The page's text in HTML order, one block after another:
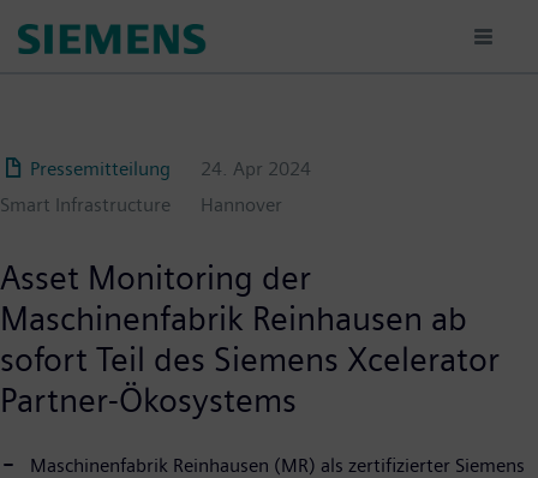
para
Pressemitteilung
24. Apr 2024
Smart Infrastructure
Hannover
Asset Monitoring der
Maschinenfabrik Reinhausen ab
sofort Teil des Siemens Xcelerator
Partner-Ökosystems
Maschinenfabrik Reinhausen (MR) als zertifizierter Siemens